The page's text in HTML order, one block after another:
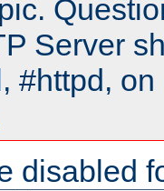
Server
#httpd,
disabled